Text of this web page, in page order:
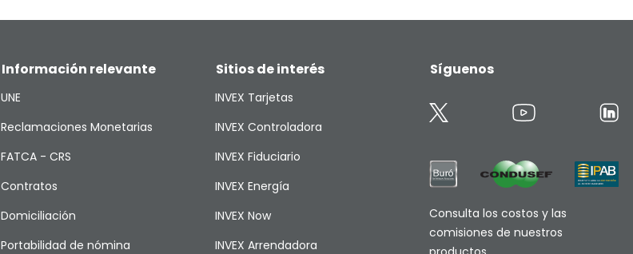
Información relevante
UNE
Reclamaciones Monetarias
FATCA - CRS
Contratos
Domiciliación
Portabilidad de nómina
Sitios de interés
INVEX Tarjetas
INVEX Controladora
INVEX Fiduciario
INVEX Energía
INVEX Now
INVEX Arrendadora
Síguenos
Consulta los costos y las
comisiones de nuestros